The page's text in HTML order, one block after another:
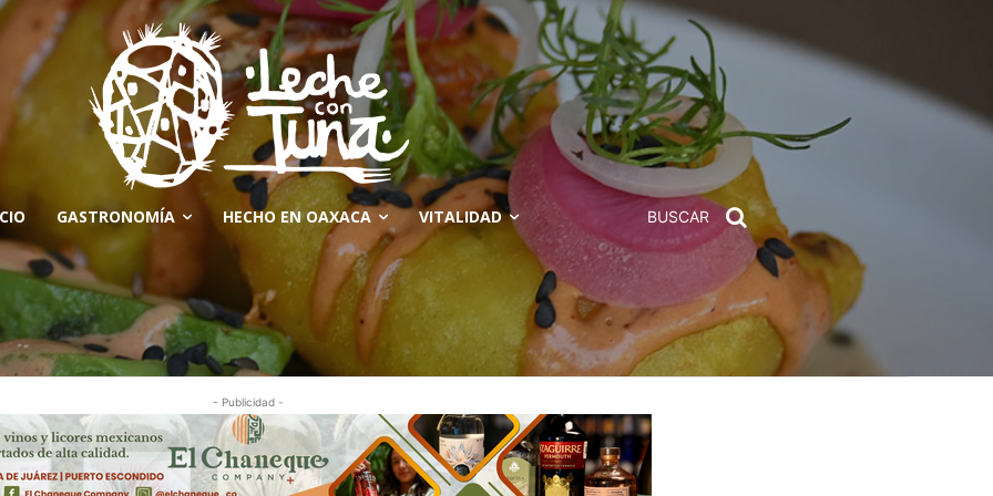
GASTRONOMÍA HECHO EN OAXACA VITALIDAD BUSCAR
- Publicidad -